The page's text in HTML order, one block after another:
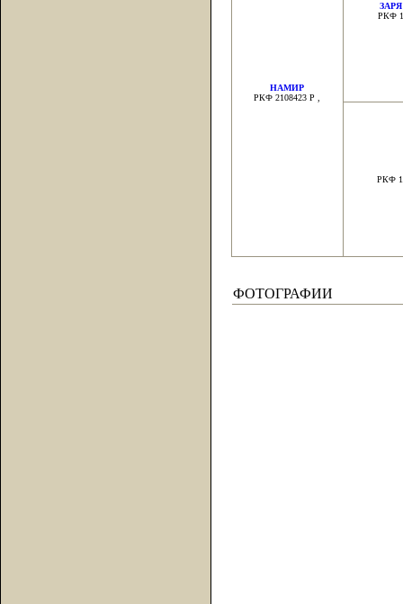
НАМИР
РКФ 2108423 Р ,
РКФ
РКФ
ФОТОГРАФИИ